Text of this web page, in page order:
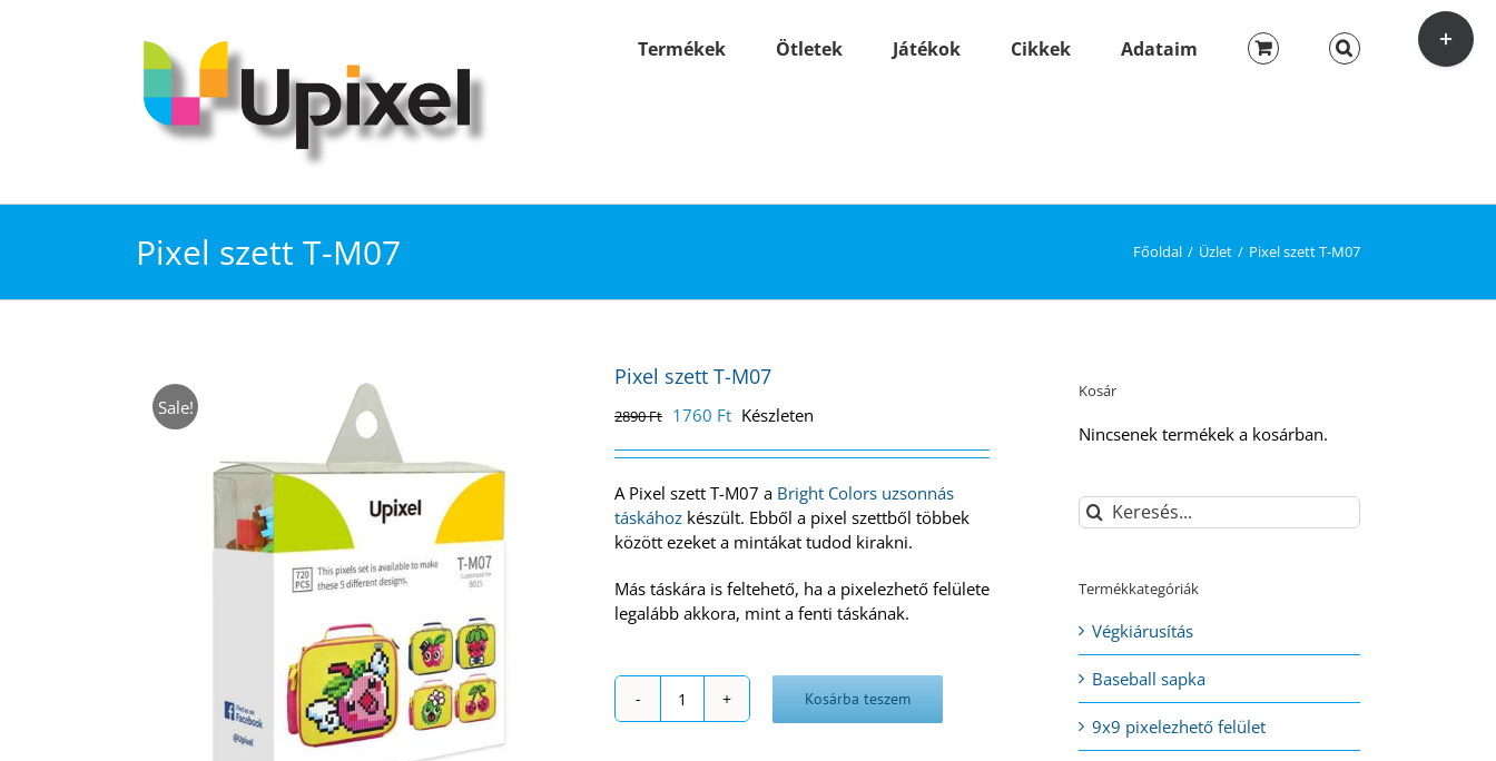
Termékek Ötletek Játékok Cikkek Adataim
Pixel szett T-M07 Főoldal Üzlet Pixel szett T-M07
Sale!
Pixel szett T-M07
2890Ft Original
was:
2890 Ft.
1760 FtCurrent
is:
1760 Ft.
Készleten
A Pixel szett T-M07 a Bright Colors uzsonnás
táskához készült. Ebből a pixel szettből többek
között ezeket a mintákat tudod kirakni.
Más táskára is feltehető, ha a pixelezhető felülete
legalább akkora, mint a fenti táskának.
Pixel
Kosárba teszem
Kosár
Nincsenek termékek a kosárban.
Keresés...
Termékkategóriák
Végkiárusítás
Baseball sapka
9x9 pixelezhető felület
Toggle
Sliding
Bar